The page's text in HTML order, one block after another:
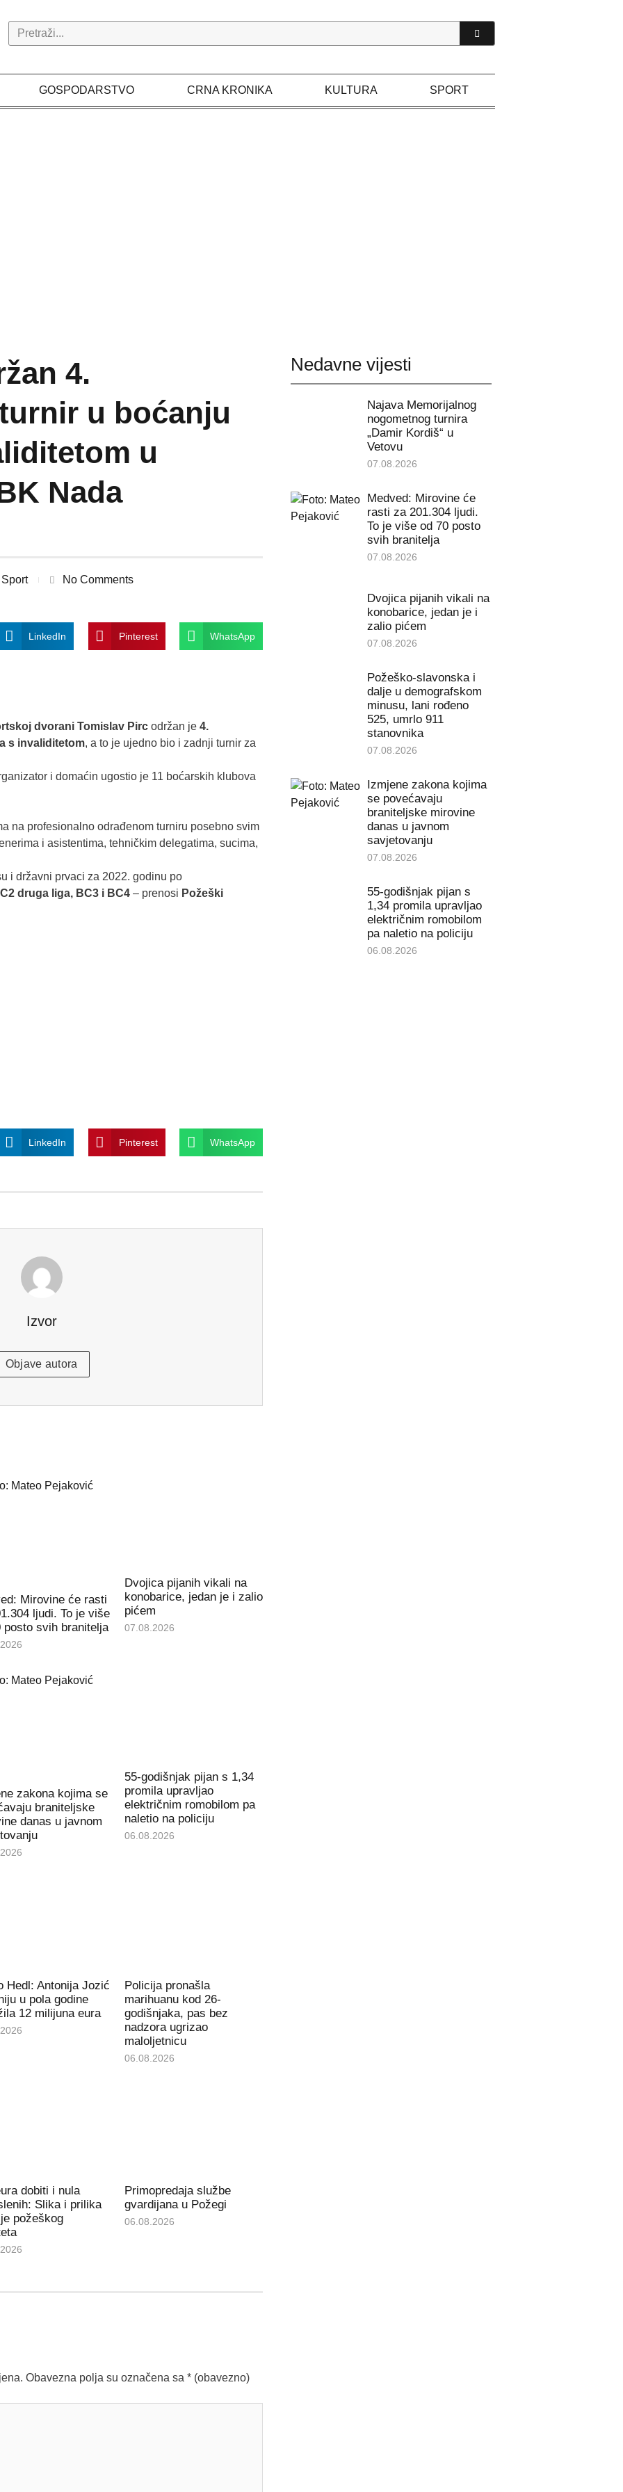
Search
GOSPODARSTVO CRNA KRONIKA KULTURA SPORT
4.
u boćanju
u
Nada
Sport No Comments
LinkedIn Pinterest WhatsApp
dvorani Tomislav Pircodržan je4.
s invaliditetom, a to je ujedno bio i zadnji turnir za
i domaćin ugostio je 11 boćarskih klubova
na profesionalno odrađenom turniru posebno svim
i asistentima, tehničkim delegatima, sucima,
i državni prvaci za 2022. godinu po
druga liga, BC3 i BC4– prenosi Požeški
LinkedIn Pinterest WhatsApp
Izvor
Objave autora
Mirovine će rasti
ljudi. To je više
posto svih branitelja
Dvojica pijanih vikali na
konobarice, jedan je i zalio
pićem
07.08.2026
zakona kojima se
braniteljske
danas u javnom
55-godišnjak pijan s 1,34
promila upravljao
električnim romobilom pa
naletio na policiju
06.08.2026
Hedl: Antonija Jozić
u pola godine
12 milijuna eura
Policija pronašla
marihuanu kod 26-
godišnjaka, pas bez
nadzora ugrizao
maloljetnicu
06.08.2026
dobiti i nula
Slika i prilika
požeškog
Primopredaja službe
gvardijana u Požegi
06.08.2026
Obavezna polja su označena sa * (obavezno)
Nedavne vijesti
Najava Memorijalnog
nogometnog turnira
„Damir Kordiš“ u
Vetovu
07.08.2026
Medved: Mirovine će
rasti za 201.304 ljudi.
To je više od 70 posto
svih branitelja
07.08.2026
Dvojica pijanih vikali na
konobarice, jedan je i
zalio pićem
07.08.2026
Požeško-slavonska i
dalje u demografskom
minusu, lani rođeno
525, umrlo 911
stanovnika
07.08.2026
Izmjene zakona kojima
se povećavaju
braniteljske mirovine
danas u javnom
savjetovanju
07.08.2026
55-godišnjak pijan s
1,34 promila upravljao
električnim romobilom
pa naletio na policiju
06.08.2026